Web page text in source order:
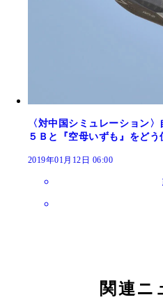
〈対中国シミュレーション
５Ｂと『空母いずも』をどう
2019年01月12日 06:00
関連ニ